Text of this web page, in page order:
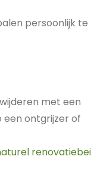
persoonlijk te
met een
een ontgrijzer of